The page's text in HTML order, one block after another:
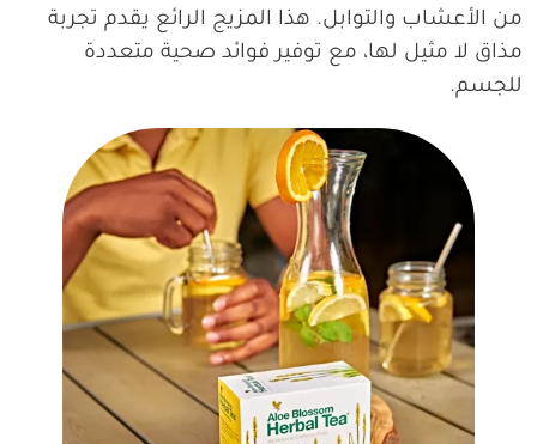
من الأعشاب والتوابل. هذا المزيج الرائع يقدم تجربة
مذاق لا مثيل لها، مع توفير فوائد صحية متعددة
للجسم.